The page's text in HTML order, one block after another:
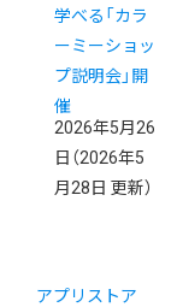
学べる「カラ
ーミーショッ
プ説明会」開
催
2026年5月26
日 （2026年5
月28日 更新）
アプリストア